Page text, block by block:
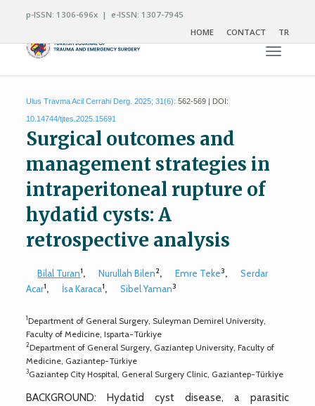
p-ISSN: 1306-696x | e-ISSN: 1307-7945
HOME
CONTACT TR
Toggle
Ulus Travma Acil Cerrahi Derg. 2025; 31(6): 562-569 | DOI:
10.14744/tjtes.2025.15691
Surgical outcomes and
management strategies in
intraperitoneal rupture of
hydatid cysts: A
retrospective analysis
Bilal Turan1, Nurullah Bilen2, Emre Teke3,
Serdar
Acar1, İsa Karaca1, Sibel Yaman3
1Department of General Surgery, Suleyman Demirel University,
Faculty of Medicine, Isparta-Türkiye
2Department of General Surgery, Gaziantep University, Faculty of
Medicine, Gaziantep-Türkiye
3Gaziantep City Hospital, General Surgery Clinic, Gaziantep-Türkiye
BACKGROUND: Hydatid cyst disease, a parasitic